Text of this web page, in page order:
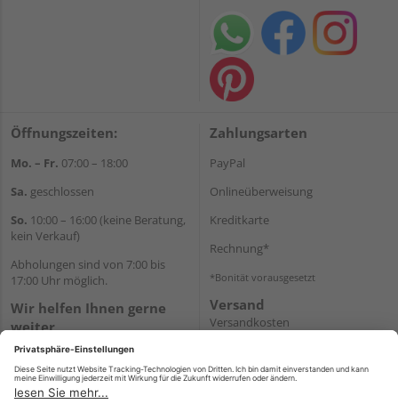
Öffnungszeiten:
Mo. – Fr. 07:00 – 18:00
Sa. geschlossen
So. 10:00 – 16:00 (keine Beratung,
kein Verkauf)
Abholungen sind von 7:00 bis
17:00 Uhr möglich.
Wir helfen Ihnen gerne
weiter
Tel.:+49 2462 99099
WhatsApp
Zahlungsarten
PayPal
Onlineüberweisung
Kreditkarte
Rechnung*
*Bonität vorausgesetzt
Versand
Versandkosten